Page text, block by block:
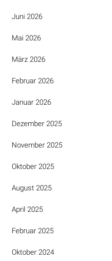
Juni 2026
Mai 2026
März 2026
Februar 2026
Januar 2026
Dezember 2025
November 2025
Oktober 2025
August 2025
April 2025
Februar 2025
Oktober 2024